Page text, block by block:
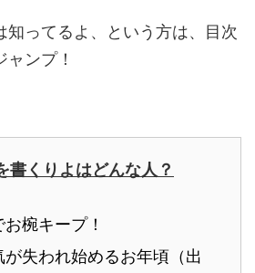
知ってるよ、という方は、目次
ンプ！
書くりよはどんな人？
椀キープ！
失われ始めるお年頃（出